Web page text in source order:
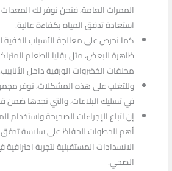
الممرات العامة، فنحن نوفر لك
استعادة تدفق المياه بكفاءة عالية.
كما نحرص على معالجة الأسباب الخفية
ظاهرة للبعض، مثل بقايا الطعام
مخلفات الخضروات الورقية داخل الأنابيب.
وللتغلب على هذه المشكلات، نوفر
في تسليك البلاعات، والتي تجدها
إن اتباع الإجراءات الصحيحة واستخدام
أهم الخطوات للحفاظ على سلاسة
الانسدادات المستقبلية لتجربة
الصحي.